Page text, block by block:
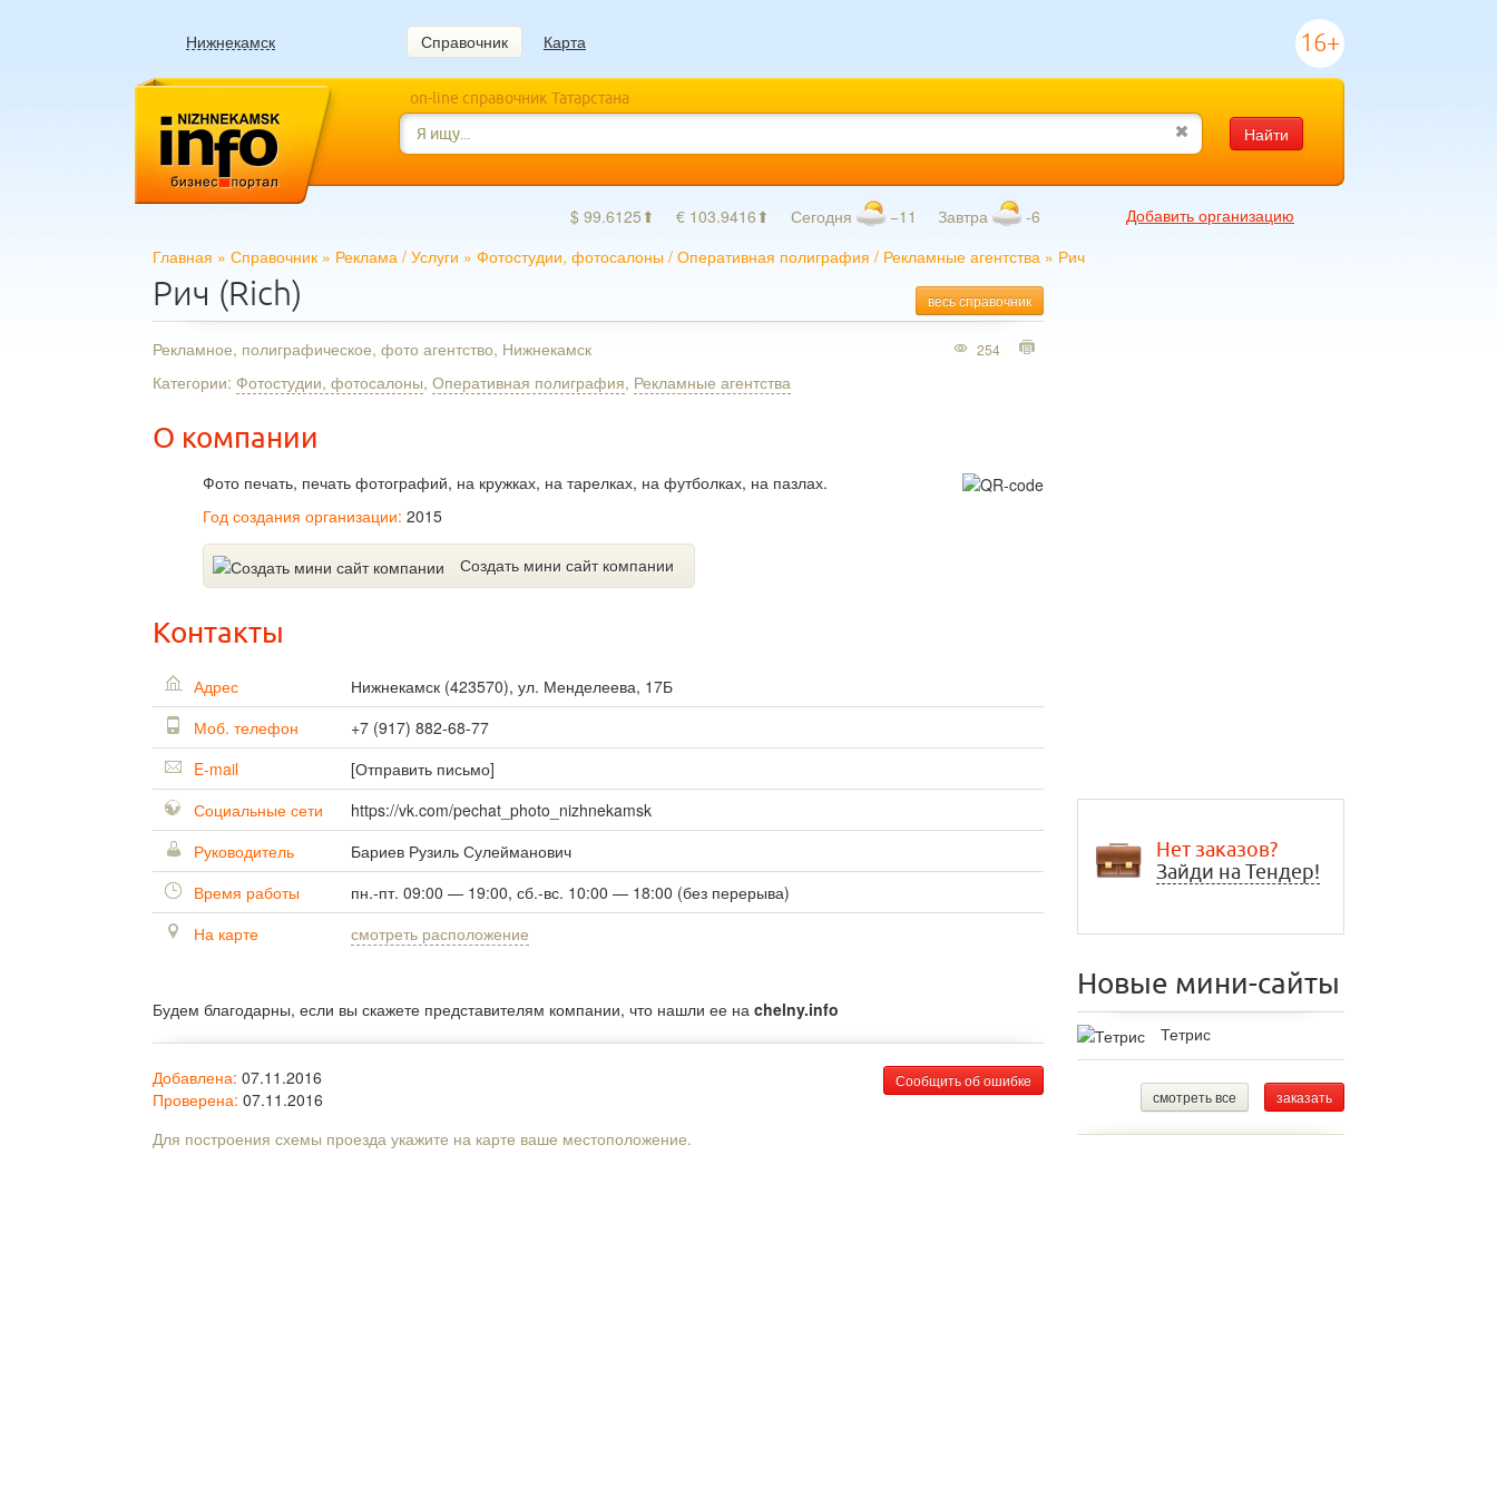
Нижнекамск Справочник Карта 16+
on-line справочник Татарстана
Найти
$ 99.6125⬆ € 103.9416⬆ Сегодня −11 Завтра -6
Добавить организацию
Главная » Справочник » Реклама / Услуги » Фотостудии, фотосалоны / Оперативная полиграфия / Рекламные агентства » Рич
весь справочник
Рич (Rich)
Рекламное, полиграфическое, фото агентство, Нижнекамск
Категории: Фотостудии, фотосалоны, Оперативная полиграфия, Рекламные агентства
О компании
Фото печать, печать фотографий, на кружках, на тарелках, на футболках, на пазлах.
Год создания организации: 2015
Создать мини сайт компании
254
Контакты
Адрес Нижнекамск (423570), ул. Менделеева, 17Б
Моб. телефон
+7 (917) 882-68-77
E-mail
[Отправить письмо]
Социальные сети
https://vk.com/pechat_photo_nizhnekamsk
Руководитель
Бариев Рузиль Сулейманович
Время работы
пн.-пт. 09:00 — 19:00, сб.-вс. 10:00 — 18:00 (без перерыва)
На карте
смотреть расположение
Будем благодарны, если вы скажете представителям компании, что нашли ее на chelny.info
Сообщить об ошибке
Добавлена: 07.11.2016
Проверена: 07.11.2016
Для построения схемы проезда укажите на карте ваше местоположение.
Нет заказов?
Зайди на Тендер!
Новые мини-сайты
Тетрис
смотреть все заказать